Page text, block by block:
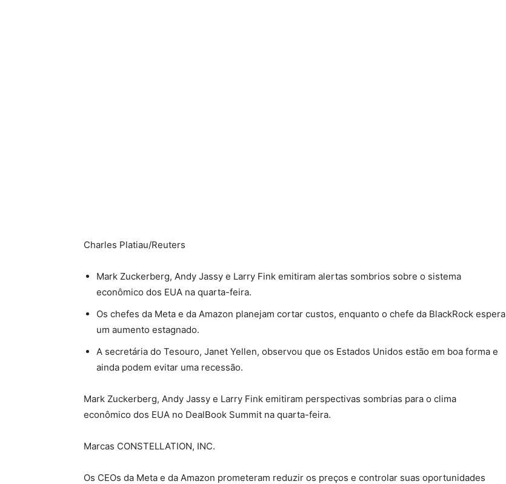
Charles Platiau/Reuters
Mark Zuckerberg, Andy Jassy e Larry Fink emitiram alertas sombrios sobre o sistema
econômico dos EUA na quarta-feira.
Os chefes da Meta e da Amazon planejam cortar custos, enquanto o chefe da BlackRock espera
um aumento estagnado.
A secretária do Tesouro, Janet Yellen, observou que os Estados Unidos estão em boa forma e
ainda podem evitar uma recessão.
Mark Zuckerberg, Andy Jassy e Larry Fink emitiram perspectivas sombrias para o clima
econômico dos EUA no DealBook Summit na quarta-feira.
Marcas CONSTELLATION, INC.
Os CEOs da Meta e da Amazon prometeram reduzir os preços e controlar suas oportunidades